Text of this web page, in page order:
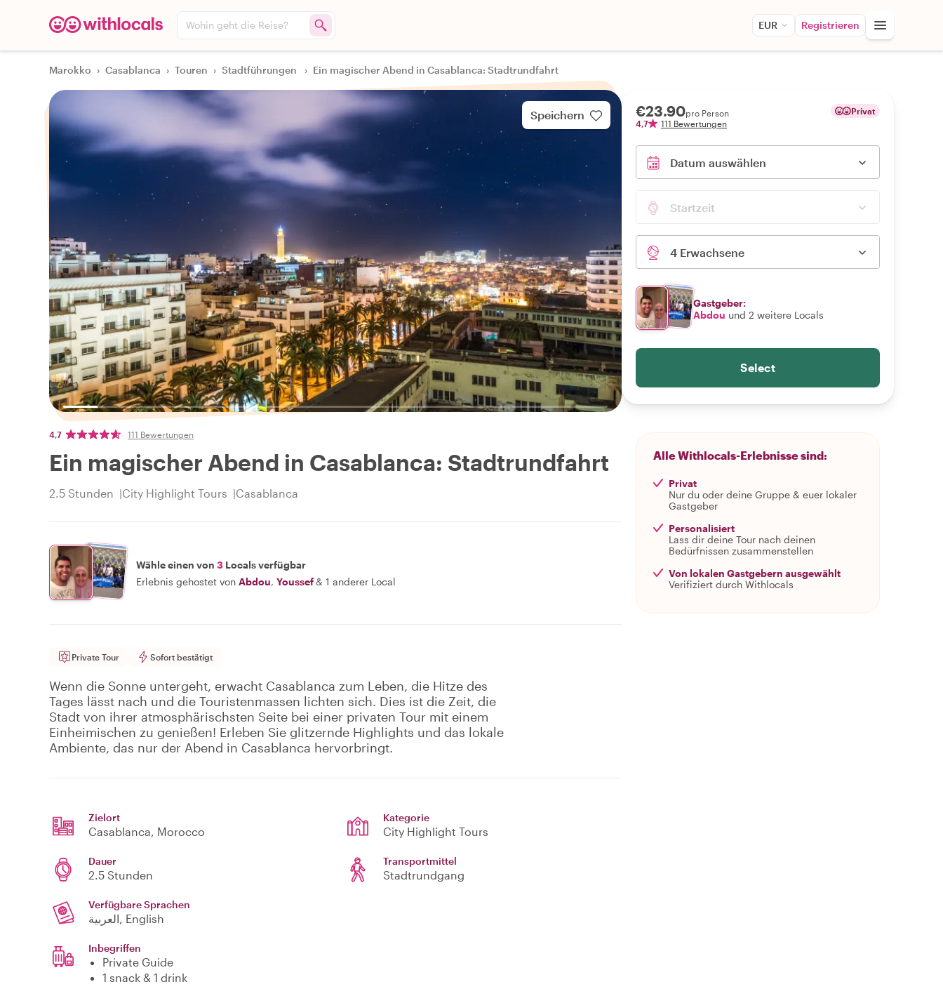
Wohin geht die Reise? EUR Registrieren
Marokko › Casablanca › Touren › Stadtführungen › Ein magischer Abend in Casablanca: Stadtrundfahrt
Speichern
4,7 111 Bewertungen
Ein magischer Abend in Casablanca: Stadtrundfahrt
2.5 Stunden City Highlight Tours Casablanca
Wähle einen von 3 Locals verfügbar
Erlebnis gehostet von Abdou, Youssef& 1 anderer Local
Private Tour Sofort bestätigt
Wenn die Sonne untergeht, erwacht Casablanca zum Leben, die Hitze des
Tages lässt nach und die Touristenmassen lichten sich. Dies ist die Zeit, die
Stadt von ihrer atmosphärischsten Seite bei einer privaten Tour mit einem
Einheimischen zu genießen! Erleben Sie glitzernde Highlights und das lokale
Ambiente, das nur der Abend in Casablanca hervorbringt.
Zielort
Casablanca, Morocco
Kategorie
City Highlight Tours
Dauer
2.5 Stunden
Transportmittel
Stadtrundgang
Verfügbare Sprachen
العربية, English
Inbegriffen
Private Guide
1 snack & 1 drink
€23.90pro Person
4,7
111 Bewertungen
Privat
Datum auswählen
Startzeit
4 Erwachsene
Gastgeber:
Abdou und 2 weitere Locals
Select
Alle Withlocals-Erlebnisse sind:
Privat
Nur du oder deine Gruppe & euer lokaler
Gastgeber
Personalisiert
Lass dir deine Tour nach deinen
Bedürfnissen zusammenstellen
Von lokalen Gastgebern ausgewählt
Verifiziert durch Withlocals